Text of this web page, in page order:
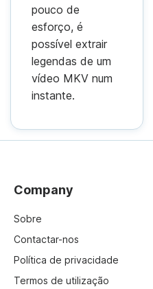
pouco de
esforço, é
possível extrair
legendas de um
vídeo MKV num
instante.
Company
Sobre
Contactar-nos
Política de privacidade
Termos de utilização